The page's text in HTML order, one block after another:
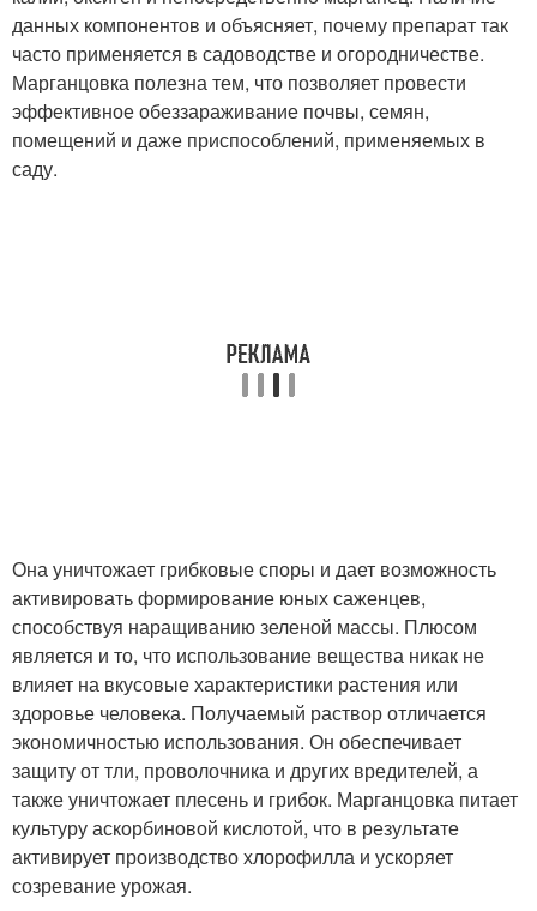
данных компонентов и объясняет, почему препарат так
часто применяется в садоводстве и огородничестве.
Марганцовка полезна тем, что позволяет провести
эффективное обеззараживание почвы, семян,
помещений и даже приспособлений, применяемых в
саду.
Она уничтожает грибковые споры и дает возможность
активировать формирование юных саженцев,
способствуя наращиванию зеленой массы. Плюсом
является и то, что использование вещества никак не
влияет на вкусовые характеристики растения или
здоровье человека. Получаемый раствор отличается
экономичностью использования. Он обеспечивает
защиту от тли, проволочника и других вредителей, а
также уничтожает плесень и грибок. Марганцовка питает
культуру аскорбиновой кислотой, что в результате
активирует производство хлорофилла и ускоряет
созревание урожая.